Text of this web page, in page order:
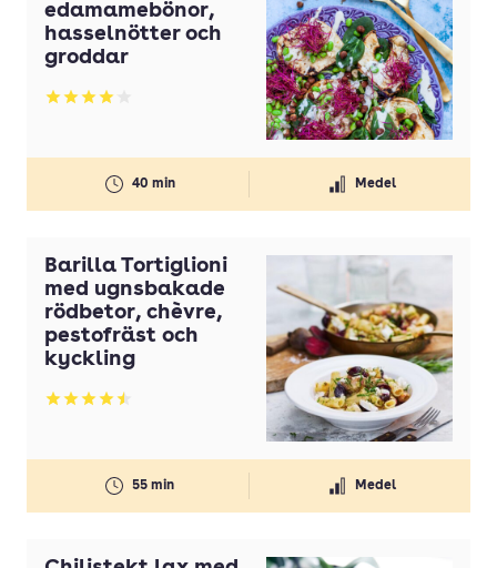
edamamebönor,
hasselnötter och
groddar
Betyg: 4.02 av 5
40 min Medel
Barilla Tortiglioni
med ugnsbakade
rödbetor, chèvre,
pestofräst och
kyckling
Betyg: 4.48 av 5
55 min Medel